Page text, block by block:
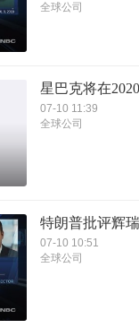
全球公司
星巴克将在
07-10 11:39
全球公司
特朗普批评辉
07-10 10:51
全球公司